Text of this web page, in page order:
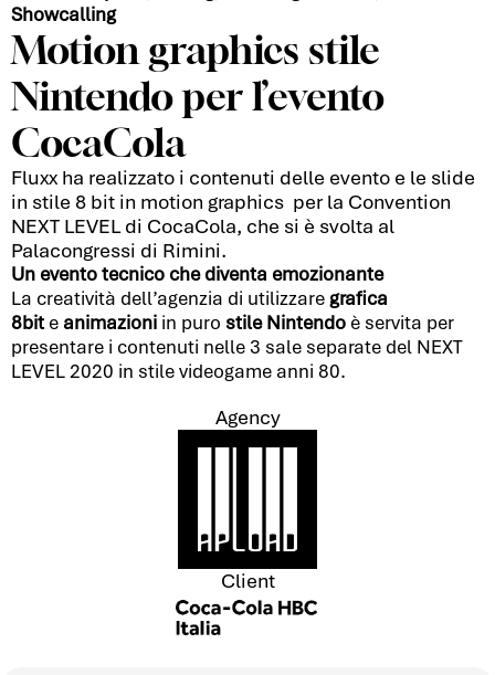
Showcalling
Motion graphics stile
Nintendo per l’evento
CocaCola
Fluxx ha realizzato i contenuti delle evento e le slide
in stile 8 bit in motion graphics per la Convention
NEXT LEVEL di CocaCola, che si è svolta al
Palacongressi di Rimini.
Un evento tecnico che diventa emozionante
La creatività dell’agenzia di utilizzaregrafica
8bit e animazioni in puro stile Nintendo è servita per
presentare i contenuti nelle 3 sale separate del NEXT
LEVEL 2020 in stile videogame anni 80.
Agency
Client